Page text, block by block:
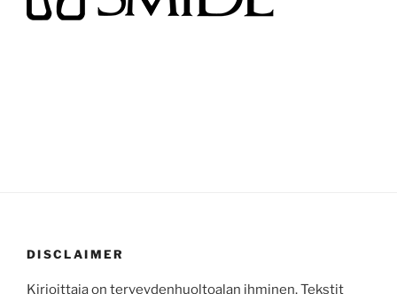
DISCLAIMER
Kirjoittaja on terveydenhuoltoalan ihminen. Tekstit